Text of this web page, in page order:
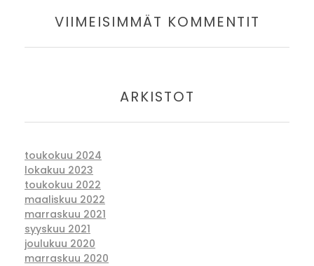
VIIMEISIMMÄT KOMMENTIT
ARKISTOT
toukokuu 2024
lokakuu 2023
toukokuu 2022
maaliskuu 2022
marraskuu 2021
syyskuu 2021
joulukuu 2020
marraskuu 2020